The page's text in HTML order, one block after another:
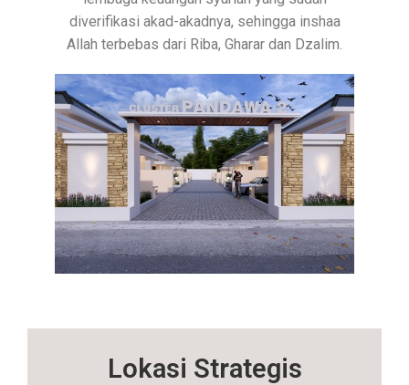
diverifikasi akad-akadnya, sehingga inshaa
Allah terbebas dari Riba, Gharar dan Dzalim.
Lokasi Strategis